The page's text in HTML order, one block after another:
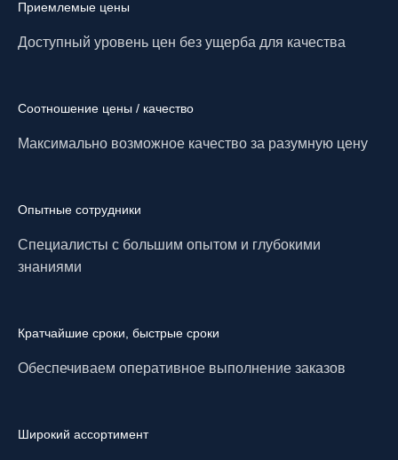
Приемлемые цены
Доступный уровень цен без ущерба для качества
Соотношение цены / качество
Максимально возможное качество за разумную цену
Опытные сотрудники
Специалисты с большим опытом и глубокими
знаниями
Кратчайшие сроки, быстрые сроки
Обеспечиваем оперативное выполнение заказов
Широкий ассортимент